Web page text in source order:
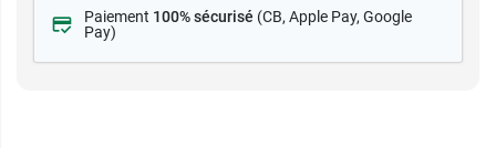
Paiement 100% sécurisé (CB, Apple Pay, Google
Pay)